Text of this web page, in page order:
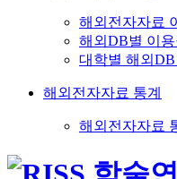
해외전자자료
해외DB별 이
대학별 해외
해외전자자료 통계
해외전자자료